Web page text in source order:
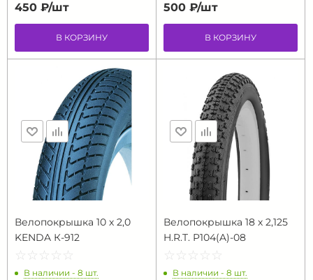
450 ₽/шт
В КОРЗИНУ
500 ₽/шт
В КОРЗИНУ
Велопокрышка 10 х 2,0
KENDA К-912
☆ ☆ ☆ ☆ ☆
★ ★ ★ ★ ★
В наличии - 8 шт.
Велопокрышка 18 х 2,125
H.R.T. P104(A)-08
☆ ☆ ☆ ☆ ☆
★ ★ ★ ★ ★
В наличии - 8 шт.